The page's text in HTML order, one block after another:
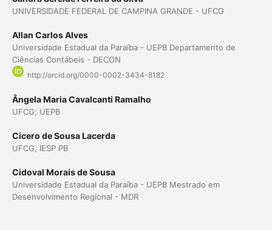
UNIVERSIDADE FEDERAL DE CAMPINA GRANDE - UFCG
Allan Carlos Alves
Universidade Estadual da Paraíba - UEPB Departamento de
Ciências Contábeis - DECON
http://orcid.org/0000-0002-3434-8182
Ângela Maria Cavalcanti Ramalho
UFCG; UEPB
Cicero de Sousa Lacerda
UFCG, IESP PB
Cidoval Morais de Sousa
Universidade Estadual da Paraíba - UEPB Mestrado em
Desenvolvimento Regional - MDR